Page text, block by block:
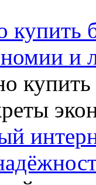
купить
и